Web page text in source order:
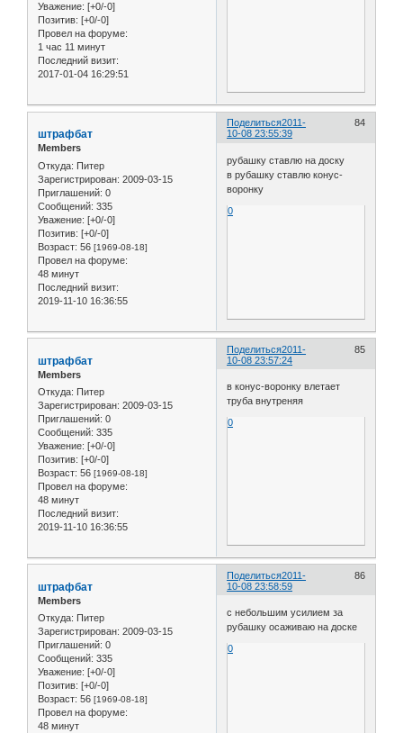
Уважение: [+0/-0]
Позитив: [+0/-0]
Провел на форуме:
1 час 11 минут
Последний визит:
2017-01-04 16:29:51
Поделиться 84
2011-
10-08 23:55:39
штрафбат
Members
Откуда: Питер
Зарегистрирован: 2009-03-15
Приглашений: 0
Сообщений: 335
Уважение: [+0/-0]
Позитив: [+0/-0]
Возраст: 56 [1969-08-18]
Провел на форуме:
48 минут
Последний визит:
2019-11-10 16:36:55
рубашку ставлю на доску
в рубашку ставлю конус-
воронку
0
Поделиться 85
2011-
10-08 23:57:24
штрафбат
Members
Откуда: Питер
Зарегистрирован: 2009-03-15
Приглашений: 0
Сообщений: 335
Уважение: [+0/-0]
Позитив: [+0/-0]
Возраст: 56 [1969-08-18]
Провел на форуме:
48 минут
Последний визит:
2019-11-10 16:36:55
в конус-воронку влетает
труба внутреняя
0
Поделиться 86
2011-
10-08 23:58:59
штрафбат
Members
Откуда: Питер
Зарегистрирован: 2009-03-15
Приглашений: 0
Сообщений: 335
Уважение: [+0/-0]
Позитив: [+0/-0]
Возраст: 56 [1969-08-18]
Провел на форуме:
48 минут
с небольшим усилием за
рубашку осаживаю на доске
0